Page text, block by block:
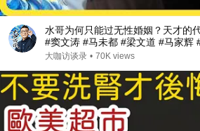
水哥为何只能过无性婚姻？天才的
#窦文涛 #马未都 #梁文道 #马家辉
大咖访谈录 • 70K views